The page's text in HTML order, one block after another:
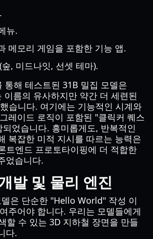
뉴.
메모리 게임을 포함한 기능 앱.
, 미드나잇, 선셋 테마).
통해 테스트된 31B 밀집 모델은
이름의 유사하지만 약간 더 세련된
습니다. 여기에는 기능적인 시계와
레이드 로직이 포함된 "클릭커 퀘스
었습니다. 흥미롭게도, 반복적인
복잡한 미적 지시를 따르는 능력은
트엔드 프로토타이핑에 더 적합한
었습니다.
발 및 물리 엔진
은 단순한 "Hello World" 작성 이
주어야 합니다. 우리는 모델들에게
할 수 있는 3D 지하철 장면을 만들
다.